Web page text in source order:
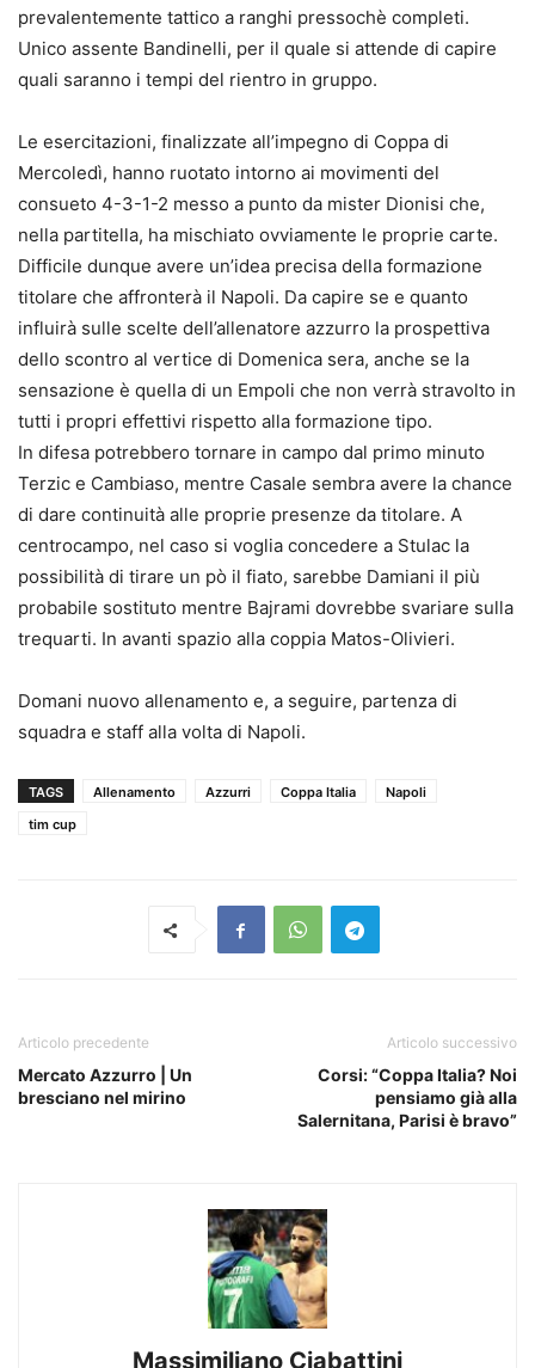
prevalentemente tattico a ranghi pressochè completi.
Unico assente Bandinelli, per il quale si attende di capire
quali saranno i tempi del rientro in gruppo.
Le esercitazioni, finalizzate all’impegno di Coppa di
Mercoledì, hanno ruotato intorno ai movimenti del
consueto 4-3-1-2 messo a punto da mister Dionisi che,
nella partitella, ha mischiato ovviamente le proprie carte.
Difficile dunque avere un’idea precisa della formazione
titolare che affronterà il Napoli. Da capire se e quanto
influirà sulle scelte dell’allenatore azzurro la prospettiva
dello scontro al vertice di Domenica sera, anche se la
sensazione è quella di un Empoli che non verrà stravolto in
tutti i propri effettivi rispetto alla formazione tipo.
In difesa potrebbero tornare in campo dal primo minuto
Terzic e Cambiaso, mentre Casale sembra avere la chance
di dare continuità alle proprie presenze da titolare. A
centrocampo, nel caso si voglia concedere a Stulac la
possibilità di tirare un pò il fiato, sarebbe Damiani il più
probabile sostituto mentre Bajrami dovrebbe svariare sulla
trequarti. In avanti spazio alla coppia Matos-Olivieri.
Domani nuovo allenamento e, a seguire, partenza di
squadra e staff alla volta di Napoli.
TAGS Allenamento Azzurri Coppa Italia
Napoli
tim cup
Articolo precedente
Mercato Azzurro | Un
bresciano nel mirino
Articolo successivo
Corsi: “Coppa Italia? Noi
pensiamo già alla
Salernitana, Parisi è bravo”
Massimiliano Ciabattini